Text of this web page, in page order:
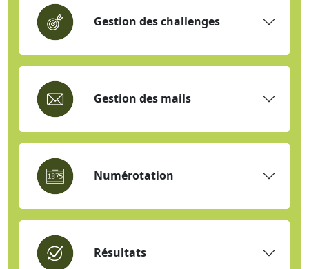
Gestion des challenges
Gestion des mails
Numérotation
Résultats